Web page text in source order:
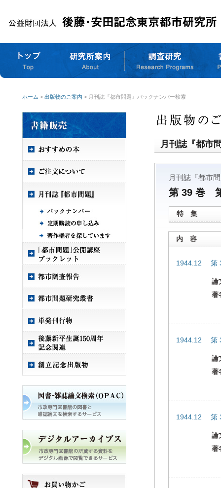
ホーム > 出版物のご案内 > 月刊誌『都市問題』バックナンバー検索
月刊誌『都市
月刊誌『都市
第 39 巻
特 集
内 容
1944.12 第
論
著
1944.12 第
論
著
1944.12 第
論
著